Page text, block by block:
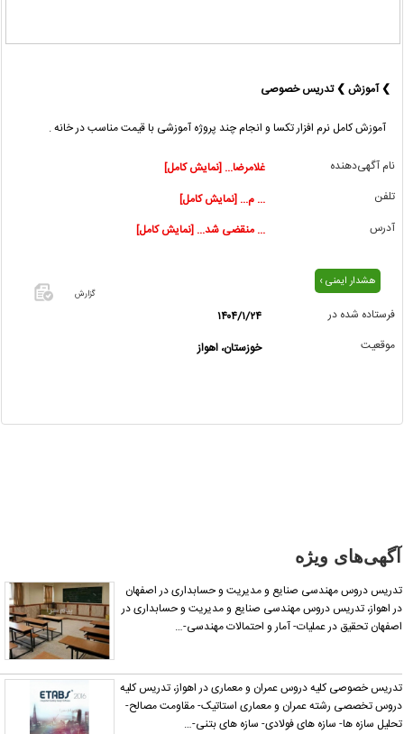
❯ آموزش ❯ تدریس خصوصی
آموزش کامل نرم افزار تکسا و انجام چند پروژه آموزشی با قیمت مناسب در خانه .
نام آگهی‌دهنده
غلامرضا... [نمایش کامل]
تلفن
... م... [نمایش کامل]
آدرس
... منقضی شد... [نمایش کامل]
هشدار ایمنی ›
گزارش
فرستاده شده در
۱۴۰۴/۱/۲۴
موقعیت
خوزستان، اهواز
ویژه
دروس مهندسی صنایع و مدیریت و حسابداری در اصفهان
اهواز، تدریس دروس مهندسی صنایع و مدیریت و حسابداری در
تحقیق در عملیات- آمار و احتمالات مهندسی-…
خصوصی کلیه دروس عمران و معماری در اهواز، تدریس کلیه
تخصصی رشته عمران و معماری استاتیک- مقاومت مصالح-
سازه ها- سازه های فولادی- سازه های بتنی-…